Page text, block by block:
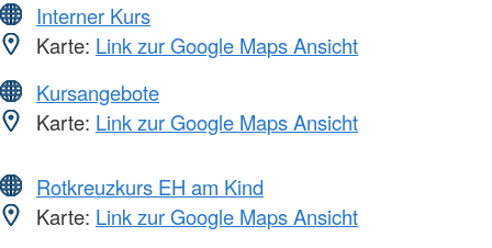
Interner Kurs
Karte: Link zur Google Maps Ansicht
Kursangebote
Karte: Link zur Google Maps Ansicht
Rotkreuzkurs EH am Kind
Karte: Link zur Google Maps Ansicht